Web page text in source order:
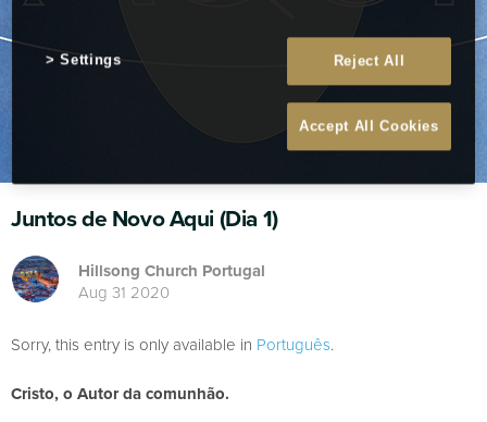
Juntos de Novo Aqui (Dia 1)
Hillsong Church Portugal
Aug 31 2020
Sorry, this entry is only available in Português.
Cristo, o Autor da comunhão.
Reject All
Accept All Cookies
Settings